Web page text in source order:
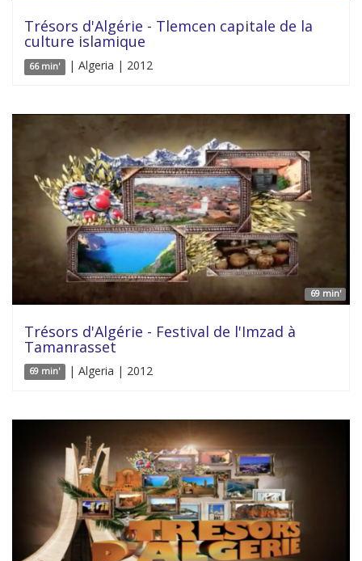
Trésors d'Algérie - Tlemcen capitale de la
culture islamique
66 min' | Algeria | 2012
69 min'
Trésors d'Algérie - Festival de l'Imzad à
Tamanrasset
69 min' | Algeria | 2012